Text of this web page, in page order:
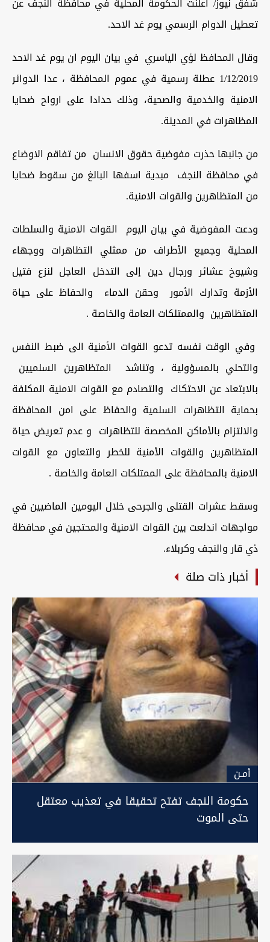
تعطيل الدوام الرسمي يوم غد الاحد.
وقال المحافظ لؤي الياسري في بيان اليوم ان يوم غد الاحد
1/12/2019 عطلة رسمية في عموم المحافظة ، عدا الدوائر
الامنية والخدمية والصحية، وذلك حدادا على ارواح ضحايا
المظاهرات في المدينة.
من جانبها حذرت مفوضية حقوق الانسان من تفاقم الاوضاع
في محافظة النجف مبدية اسفها البالغ من سقوط ضحايا
من المتظاهرين والقوات الامنية.
ودعت المفوضية في بيان اليوم القوات الامنية والسلطات
المحلية وجميع الأطراف من ممثلي التظاهرات ووجهاء
وشيوخ عشائر ورجال دين إلى التدخل العاجل لنزع فتيل
الأزمة وتدارك الأمور وحقن الدماء والحفاظ على حياة
المتظاهرين والممتلكات العامة والخاصة .
وفي الوقت نفسه تدعو القوات الأمنية الى ضبط النفس
والتحلي بالمسؤولية ، وتناشد المتظاهرين السلميين
بالابتعاد عن الاحتكاك والتصادم مع القوات الامنية المكلفة
بحماية التظاهرات السلمية والحفاظ على امن المحافظة
والالتزام بالأماكن المخصصة للتظاهرات و عدم تعريض حياة
المتظاهرين والقوات الأمنية للخطر والتعاون مع القوات
الامنية بالمحافظة على الممتلكات العامة والخاصة .
وسقط عشرات القتلى والجرحى خلال اليومين الماضيين في
مواجهات اندلعت بين القوات الامنية والمحتجين في محافظة
ذي قار والنجف وكربلاء.
أخبار ذات صلة
أمـن
حكومة النجف تفتح تحقيقا في تعذيب معتقل
حتى الموت